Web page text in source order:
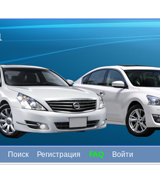
Поиск Регистрация FAQ Войти